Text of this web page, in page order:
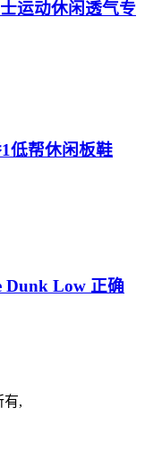
运动休闲透气专
低帮休闲板鞋
Dunk Low 正确
有,